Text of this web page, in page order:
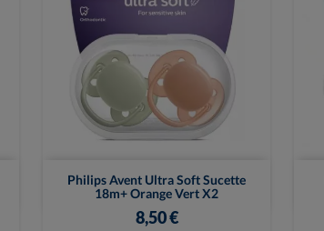
Philips Avent Ultra Soft Sucette
18m+ Orange Vert X2
8,50 €
Vue rapide